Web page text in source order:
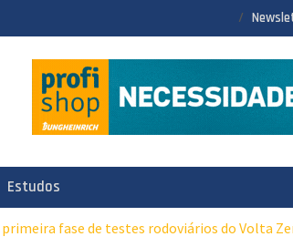
Estudos
primeira fase de testes rodoviários do Volta